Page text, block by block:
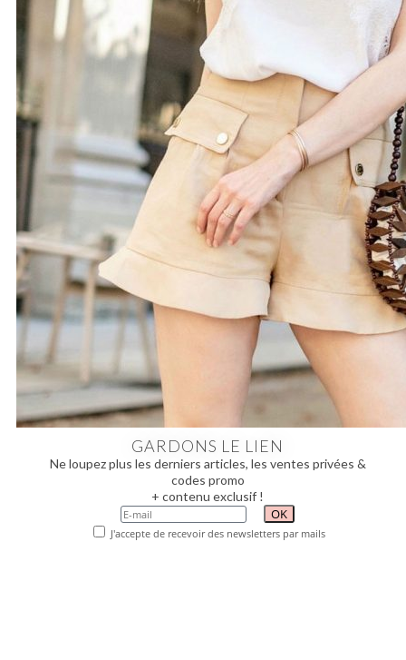
GARDONS LE LIEN
Ne loupez plus les derniers articles, les ventes privées &
codes promo
+ contenu exclusif !
J'accepte de recevoir des newsletters par mails